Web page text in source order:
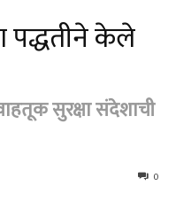
पद्धतीने केले
सुरक्षा संदेशाची
0